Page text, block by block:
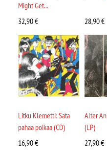
Might Get...
32,90€ 28,90€
Litku Klemetti: Sata
pahaa poikaa (CD)
16,90€
Alter
(LP)
27,90€